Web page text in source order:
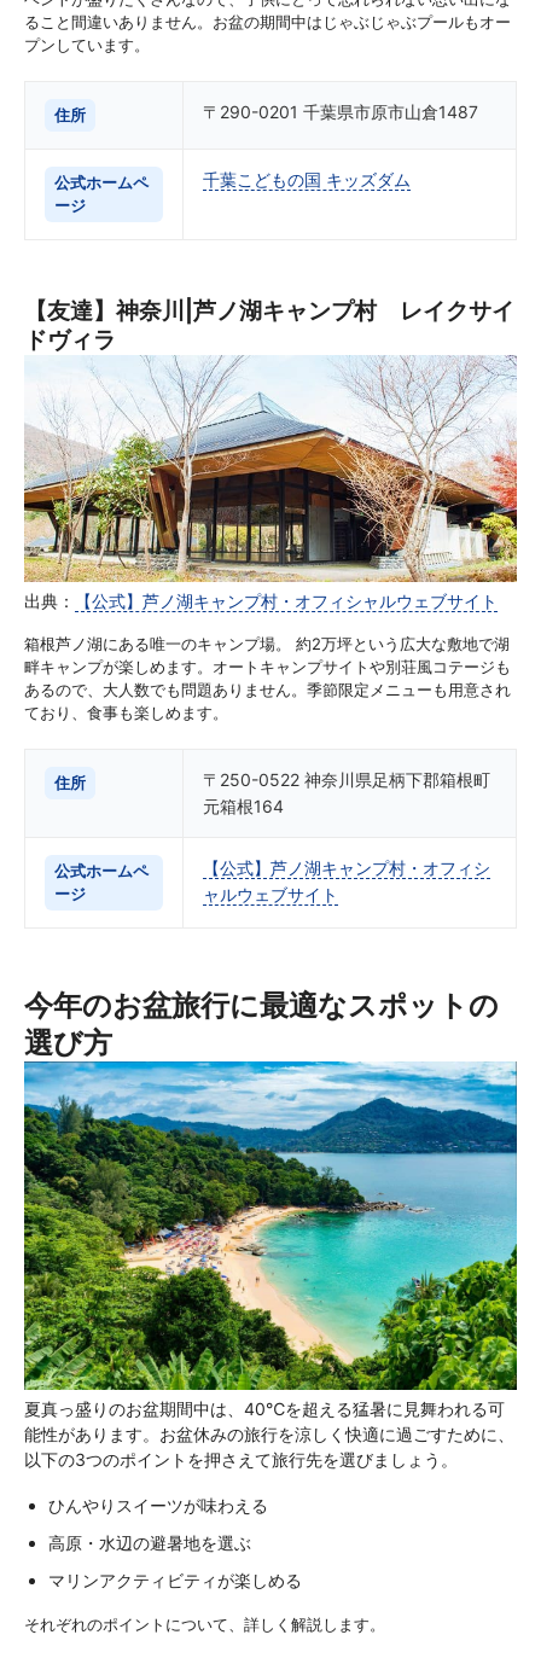
ること間違いありません。お盆の期間中はじゃぶじゃぶプールもオー
プンしています。
住所 〒290-0201 千葉県市原市山倉1487
公式ホームペ
ージ
千葉こどもの国 キッズダム
【友達】神奈川|芦ノ湖キャンプ村 レイクサイ
ドヴィラ
出典： 【公式】芦ノ湖キャンプ村・オフィシャルウェブサイト
箱根芦ノ湖にある唯一のキャンプ場。 約2万坪という広大な敷地で湖
畔キャンプが楽しめます。オートキャンプサイトや別荘風コテージも
あるので、大人数でも問題ありません。季節限定メニューも用意され
ており、食事も楽しめます。
住所
〒250-0522 神奈川県足柄下郡箱根町
元箱根164
公式ホームペ
ージ
【公式】芦ノ湖キャンプ村・オフィシ
ャルウェブサイト
今年のお盆旅行に最適なスポットの
選び方
夏真っ盛りのお盆期間中は、40℃を超える猛暑に見舞われる可
能性があります。お盆休みの旅行を涼しく快適に過ごすために、
以下の3つのポイントを押さえて旅行先を選びましょう。
ひんやりスイーツが味わえる
高原・水辺の避暑地を選ぶ
マリンアクティビティが楽しめる
それぞれのポイントについて、詳しく解説します。